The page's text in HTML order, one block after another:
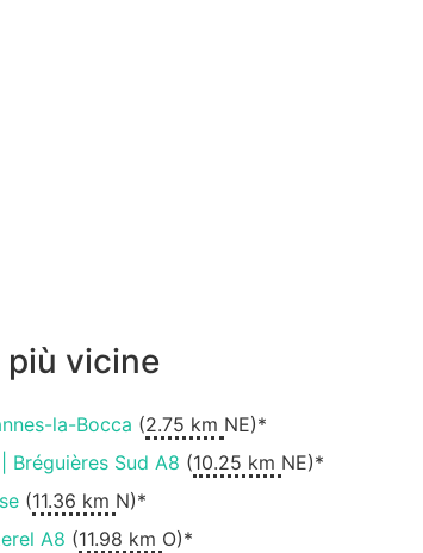
più vicine
la-Bocca (2.75 km NE)*
Bréguières Sud A8 (10.25 km NE)*
(11.36 km N)*
A8 (11.98 km O)*